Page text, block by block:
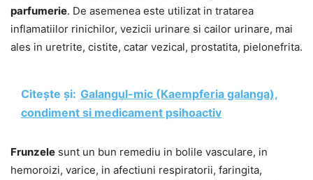
parfumerie. De asemenea este utilizat in tratarea
inflamatiilor rinichilor, vezicii urinare si cailor urinare, mai
ales in uretrite, cistite, catar vezical, prostatita, pielonefrita.
Citește și: Galangul-mic (Kaempferia galanga),
condiment si medicament psihoactiv
Frunzele sunt un bun remediu in bolile vasculare, in
hemoroizi, varice, in afectiuni respiratorii, faringita,